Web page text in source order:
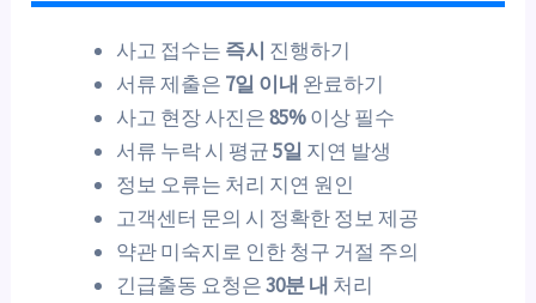
사고 접수는 즉시 진행하기
서류 제출은 7일 이내 완료하기
사고 현장 사진은85%이상 필수
서류 누락 시 평균5일 지연 발생
정보 오류는 처리 지연 원인
고객센터 문의 시 정확한 정보 제공
약관 미숙지로 인한 청구 거절 주의
긴급출동 요청은30분 내 처리